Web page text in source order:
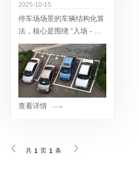
2025-10-15
停车场场景的车辆结构化算
法，核心是围绕 “入场 - 泊
车 - 缴费 - 离场” 全流程，
解决车位利用率低、人工成
本高、管理效率差等痛点，
通过提取车辆关键信息实现
查看详情
共 1 页 1 条